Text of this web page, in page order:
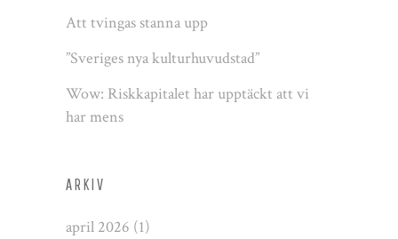
Att tvingas stanna upp
”Sveriges nya kulturhuvudstad”
Wow: Riskkapitalet har upptäckt att vi
har mens
ARKIV
april 2026 (1)